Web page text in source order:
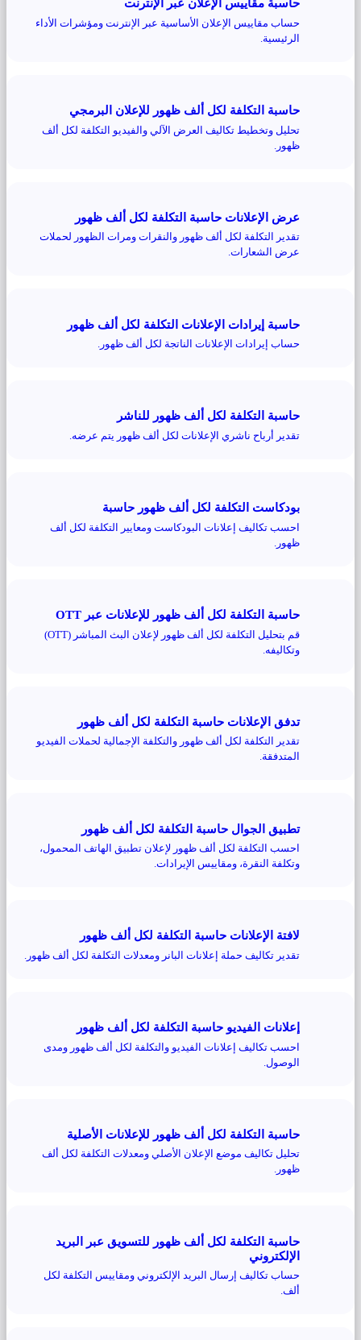
حاسبة مقاييس الإعلان عبر الإنترنت
حساب مقاييس الإعلان الأساسية عبر الإنترنت ومؤشرات الأداء
الرئيسية.
حاسبة التكلفة لكل ألف ظهور للإعلان البرمجي
تحليل وتخطيط تكاليف العرض الآلي والفيديو التكلفة لكل ألف
ظهور.
عرض الإعلانات حاسبة التكلفة لكل ألف ظهور
تقدير التكلفة لكل ألف ظهور والنقرات ومرات الظهور لحملات
عرض الشعارات.
حاسبة إيرادات الإعلانات التكلفة لكل ألف ظهور
حساب إيرادات الإعلانات الناتجة لكل ألف ظهور.
حاسبة التكلفة لكل ألف ظهور للناشر
تقدير أرباح ناشري الإعلانات لكل ألف ظهور يتم عرضه.
بودكاست التكلفة لكل ألف ظهور حاسبة
احسب تكاليف إعلانات البودكاست ومعايير التكلفة لكل ألف
ظهور.
حاسبة التكلفة لكل ألف ظهور للإعلانات عبر OTT
قم بتحليل التكلفة لكل ألف ظهور لإعلان البث المباشر (OTT)
وتكاليفه.
تدفق الإعلانات حاسبة التكلفة لكل ألف ظهور
تقدير التكلفة لكل ألف ظهور والتكلفة الإجمالية لحملات الفيديو
المتدفقة.
تطبيق الجوال حاسبة التكلفة لكل ألف ظهور
احسب التكلفة لكل ألف ظهور لإعلان تطبيق الهاتف المحمول،
وتكلفة النقرة، ومقاييس الإيرادات.
لافتة الإعلانات حاسبة التكلفة لكل ألف ظهور
تقدير تكاليف حملة إعلانات البانر ومعدلات التكلفة لكل ألف ظهور.
إعلانات الفيديو حاسبة التكلفة لكل ألف ظهور
احسب تكاليف إعلانات الفيديو والتكلفة لكل ألف ظهور ومدى
الوصول.
حاسبة التكلفة لكل ألف ظهور للإعلانات الأصلية
تحليل تكاليف موضع الإعلان الأصلي ومعدلات التكلفة لكل ألف
ظهور.
حاسبة التكلفة لكل ألف ظهور للتسويق عبر البريد
الإلكتروني
حساب تكاليف إرسال البريد الإلكتروني ومقاييس التكلفة لكل
ألف.